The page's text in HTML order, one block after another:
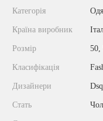
Категорія
Країна виробник
Розмір 50,
Класифікація
Дизайнери
Стать